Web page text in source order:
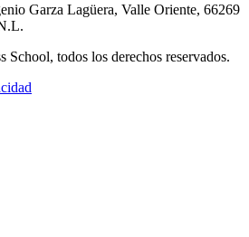
Garza Lagüera, Valle Oriente, 66269
todos los derechos reservados.